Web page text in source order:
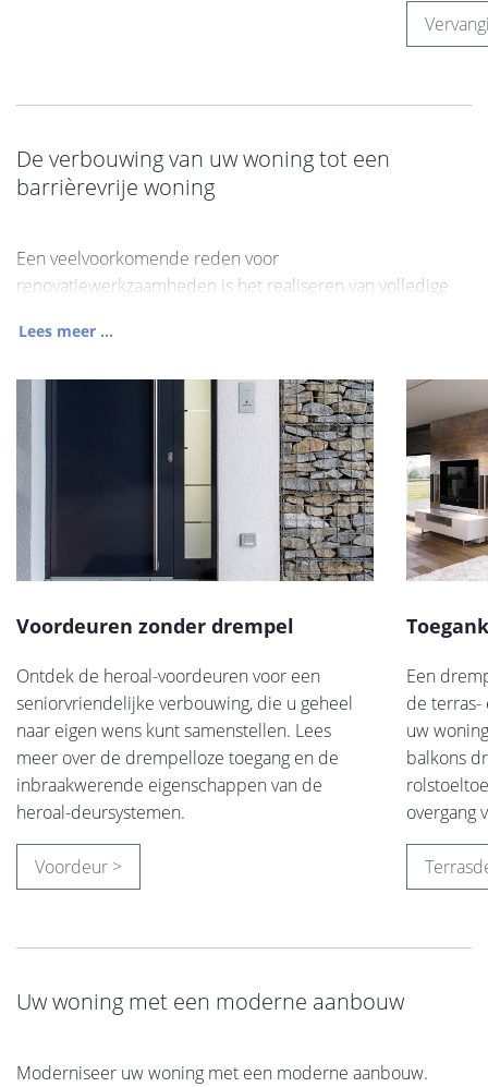
De verbouwing van uw woning tot een
barrièrevrije woning
Een veelvoorkomende reden voor
renovatiewerkzaamheden is het realiseren van volledige
Lees meer ...
Voordeuren zonder drempel
Ontdek de heroal-voordeuren voor een
seniorvriendelijke verbouwing, die u geheel
naar eigen wens kunt samenstellen. Lees
meer over de drempelloze toegang en de
inbraakwerende eigenschappen van de
heroal-deursystemen.
Voordeur >
Een
de terras-
uw
balkons
overgang
Uw woning met een moderne aanbouw
Moderniseer uw woning met een moderne aanbouw.